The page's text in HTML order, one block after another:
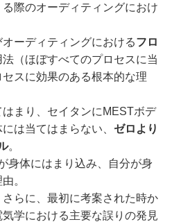
際のオーディティングにおけ
オーディティングにおけるフロ
（ほぼすべてのプロセスに当
スに効果のある根本的な理
まり、セイタンにMESTボデ
は当てはまらない、 ゼロより
。
体にはまり込み、自分が身
。
さらに、最初に考案された時か
学における主要な誤りの発見